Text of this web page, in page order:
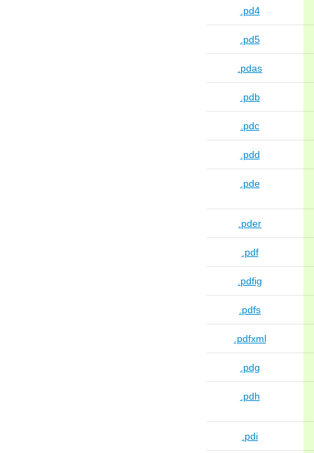
.pd4
.pd5
.pdas
.pdb
.pdc
.pdd
.pde
.pder
.pdf
.pdfig
.pdfs
.pdfxml
.pdg
.pdh
.pdi